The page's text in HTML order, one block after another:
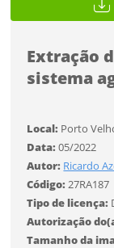
Extração
sistema
Local: Porto
Data:05/2022
Autor: Ricardo
Código:27RA187
Tipo de licença:
Autorização
Tamanho da
Desejo
Li e concordo
Tipo de